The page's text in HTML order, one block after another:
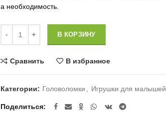
а необходимость.
В КОРЗИНУ
Сравнить В избранное
Категории: Головоломки Игрушки для малышей
Поделиться